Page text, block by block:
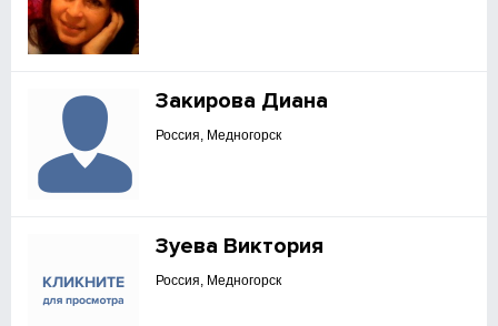
Закирова Диана
Россия, Медногорск
Зуева Виктория
Россия, Медногорск